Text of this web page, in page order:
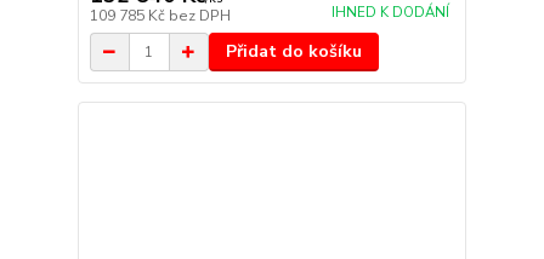
109 785 Kč bez DPH IHNED K DODÁNÍ
Přidat do košíku